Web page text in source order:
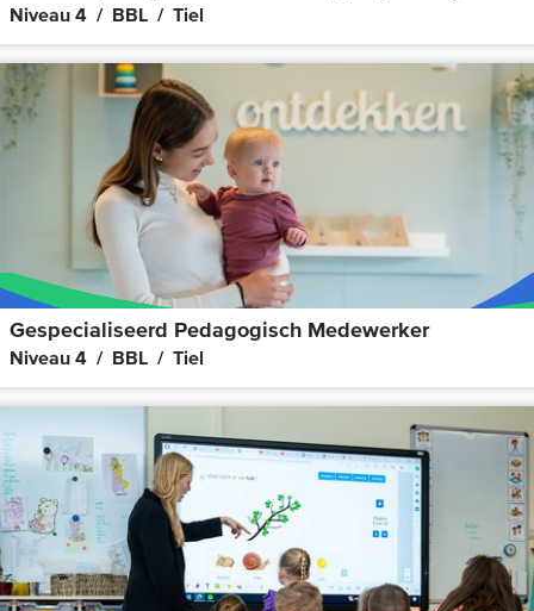
Niveau 4 BBL Tiel
Gespecialiseerd Pedagogisch Medewerker
Niveau 4 BBL Tiel